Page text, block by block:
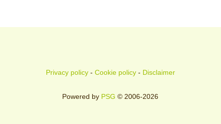
Privacy policy- Cookie policy- Disclaimer
Powered by PSG © 2006-2026